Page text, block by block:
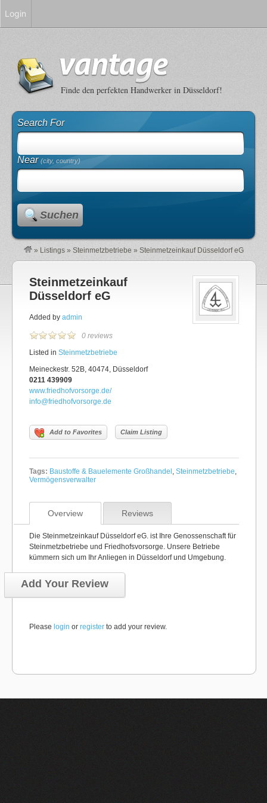
Finde den perfekten Handwerker in Düsseldorf!
Search For
Near(city, country)
Suchen
» Listings » Steinmetzbetriebe » Steinmetzeinkauf Düsseldorf eG
Steinmetzeinkauf
Düsseldorf eG
Added by admin
0 reviews
Listed in Steinmetzbetriebe
Meineckestr. 52B, 40474, Düsseldorf
0211 439909
www.friedhofvorsorge.de/
info@friedhofvorsorge.de
Add to Favorites Claim Listing
Tags: Baustoffe & Bauelemente Großhandel , Steinmetzbetriebe,
Vermögensverwalter
Overview Reviews
Die Steinmetzeinkauf Düsseldorf eG. ist Ihre Genossenschaft für
Steinmetzbetriebe und Friedhofsvorsorge. Unsere Betriebe
kümmern sich um Ihr Anliegen in Düsseldorf und Umgebung.
Add Your Review
Please login or register to add your review.
Login